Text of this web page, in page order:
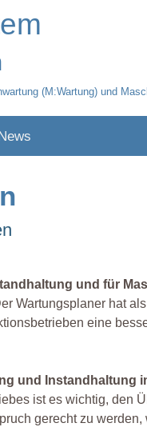
(M:Wartung) und
und für
Wartungsplaner hat
eine
und Instandhaltung
ist es wichtig, den
gerecht zu